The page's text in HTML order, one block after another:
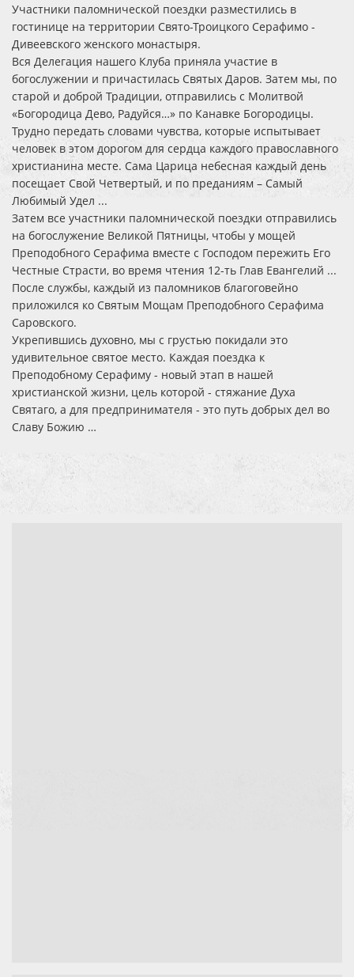
Участники паломнической поездки разместились в
гостинице на территории Свято-Троицкого Серафимо -
Дивеевского женского монастыря.
Вся Делегация нашего Клуба приняла участие в
богослужении и причастилась Святых Даров. Затем мы, по
старой и доброй Традиции, отправились с Молитвой
«Богородица Дево, Радуйся…» по Канавке Богородицы.
Трудно передать словами чувства, которые испытывает
человек в этом дорогом для сердца каждого православного
христианина месте. Сама Царица небесная каждый день
посещает Свой Четвертый, и по преданиям – Самый
Любимый Удел ...
Затем все участники паломнической поездки отправились
на богослужение Великой Пятницы, чтобы у мощей
Преподобного Серафима вместе с Господом пережить Его
Честные Страсти, во время чтения 12-ть Глав Евангелий ...
После службы, каждый из паломников благоговейно
приложился ко Святым Мощам Преподобного Серафима
Саровского.
Укрепившись духовно, мы с грустью покидали это
удивительное святое место. Каждая поездка к
Преподобному Серафиму - новый этап в нашей
христианской жизни, цель которой - стяжание Духа
Святаго, а для предпринимателя - это путь добрых дел во
Славу Божию …